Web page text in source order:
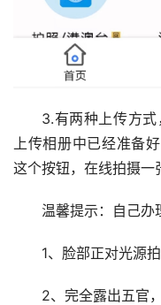
3.有两种上传方式
上传相册中已经准备
这个按钮，在线拍摄一
温馨提示：自己办
1、脸部正对光源
2、完全露出五官